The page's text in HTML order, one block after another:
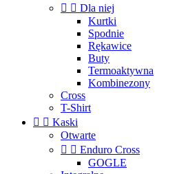
  Dla niej
Kurtki
Spodnie
Rękawice
Buty
Termoaktywna
Kombinezony
Cross
T-Shirt
  Kaski
Otwarte
  Enduro Cross
GOGLE